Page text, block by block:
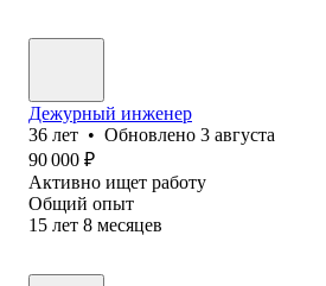
Дежурный инженер
36 лет • Обновлено 3 августа
90 000 ₽
Активно ищет работу
Общий опыт
15 лет 8 месяцев